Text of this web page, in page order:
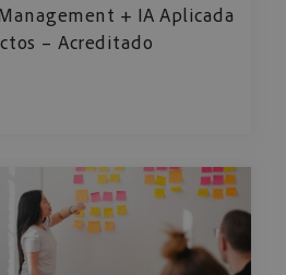
+ IA Aplicada
– Acreditado